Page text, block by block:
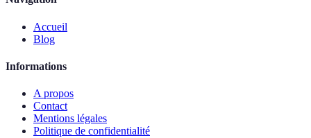
Accueil
Blog
Informations
A propos
Contact
Mentions légales
Politique de confidentialité